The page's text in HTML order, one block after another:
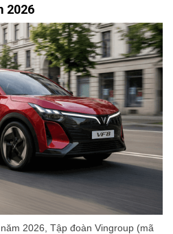
2026
2026, Tập đoàn Vingroup (mã